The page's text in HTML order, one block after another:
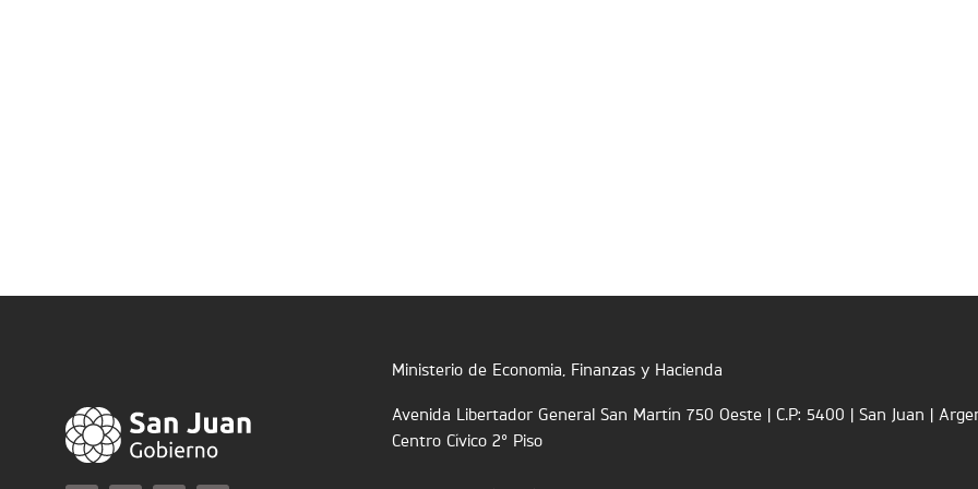
Ministerio de Economia, Finanzas y Hacienda
Avenida Libertador General San Martín 750 Oeste | C.P: 5400 | San Juan |
Centro Cívico 2° Piso